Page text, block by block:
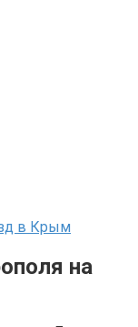
в Крым
на